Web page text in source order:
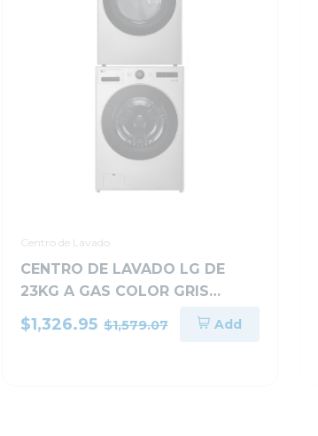
Centro de Lavado
CENTRO DE LAVADO LG DE
23KG A GAS COLOR GRIS
WM23VFXS6/DF74VFXS6B
$1,326.95 $1,579.07 Add